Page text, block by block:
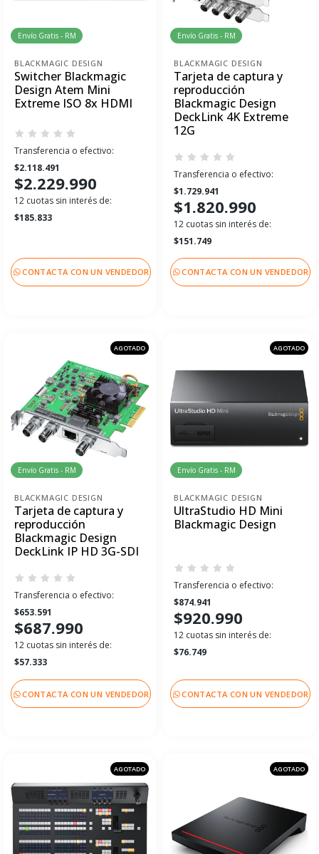
Envío Gratis - RM
BLACKMAGIC DESIGN
Switcher Blackmagic
Design Atem Mini
Extreme ISO 8x HDMI
Transferencia o efectivo:
$2.118.491
$2.229.990
12 cuotas sin interés de:
$185.833
CONTACTA CON UN VENDEDOR
Envío Gratis - RM
BLACKMAGIC DESIGN
Tarjeta de captura y
reproducción
Blackmagic Design
DeckLink 4K Extreme
12G
Transferencia o efectivo:
$1.729.941
$1.820.990
12 cuotas sin interés de:
$151.749
CONTACTA CON UN VENDEDOR
AGOTADO
Envío Gratis - RM
BLACKMAGIC DESIGN
Tarjeta de captura y
reproducción
Blackmagic Design
DeckLink IP HD 3G-SDI
Transferencia o efectivo:
$653.591
$687.990
12 cuotas sin interés de:
$57.333
CONTACTA CON UN VENDEDOR
AGOTADO
Envío Gratis - RM
BLACKMAGIC DESIGN
UltraStudio HD Mini
Blackmagic Design
Transferencia o efectivo:
$874.941
$920.990
12 cuotas sin interés de:
$76.749
CONTACTA CON UN VENDEDOR
AGOTADO AGOTADO